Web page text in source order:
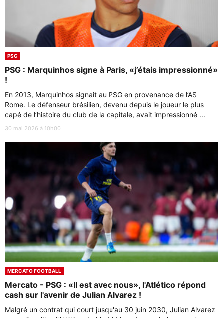
PSG
PSG : Marquinhos signe à Paris, «j’étais impressionné»
!
En 2013, Marquinhos signait au PSG en provenance de l’AS
Rome. Le défenseur brésilien, devenu depuis le joueur le plus
capé de l’histoire du club de la capitale, avait impressionné ...
30 mai 2026 à 10h00
MERCATO FOOTBALL
Mercato - PSG : «Il est avec nous», l'Atlético répond
cash sur l'avenir de Julian Alvarez !
Malgré un contrat qui court jusqu'au 30 juin 2030, Julian Alvarez